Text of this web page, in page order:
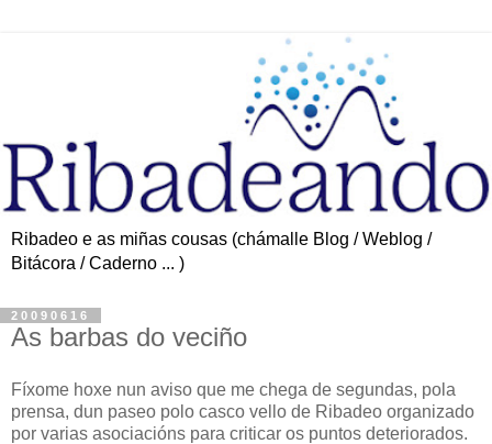
Ribadeo e as miñas cousas (chámalle Blog / Weblog /
Bitácora / Caderno ... )
20090616
As barbas do veciño
Fíxome hoxe nun aviso que me chega de segundas, pola
prensa, dun paseo polo casco vello de Ribadeo organizado
por varias asociacións para criticar os puntos deteriorados.